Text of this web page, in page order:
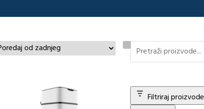
Filtriraj proizvode